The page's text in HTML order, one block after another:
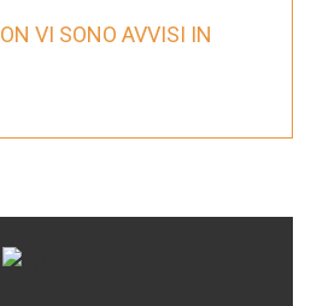
VI SONO AVVISI IN